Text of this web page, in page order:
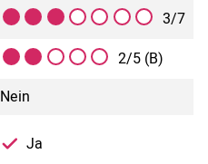
3/7
2/5 (B)
Nein
Ja